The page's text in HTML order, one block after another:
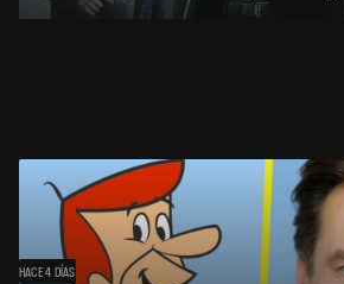
HACE 4 DÍAS